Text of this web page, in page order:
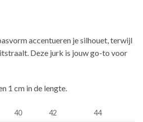
accentueren je silhouet, terwijl
Deze jurk is jouw go-to voor
1 cm in de lengte.
40 42
44